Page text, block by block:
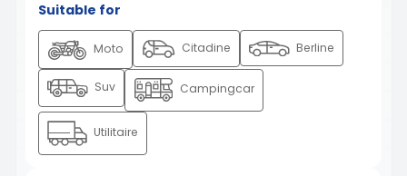
Suitable for
Moto Citadine Berline
Suv Campingcar
Utilitaire